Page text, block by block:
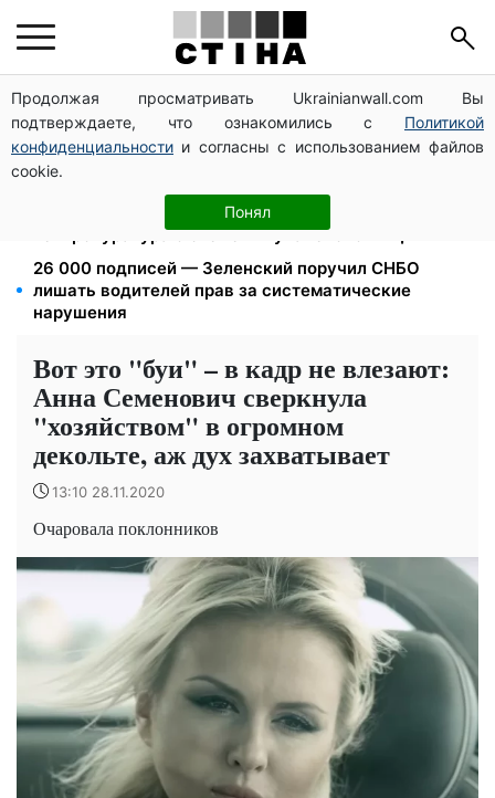
Продолжая просматривать Ukrainianwall.com Вы
подтверждаете, что ознакомились с Политикой
конфиденциальности и согласны с использованием файлов
cookie.
Понял
Ночной тариф на свет 2,16 грн/кВт-ч: экономия до
540 грн в месяц с сентября
Может ли Почтовая площадь стать главной точкой
входа в исторический Киев
1577 человек списали с учета за $10 000:
Генпрокуратура о схеме в Мукачевском ТЦК
26 000 подписей — Зеленский поручил СНБО
лишать водителей прав за систематические
нарушения
Вот это "буи" – в кадр не влезают:
Анна Семенович сверкнула
"хозяйством" в огромном
декольте, аж дух захватывает
13:10 28.11.2020
Очаровала поклонников